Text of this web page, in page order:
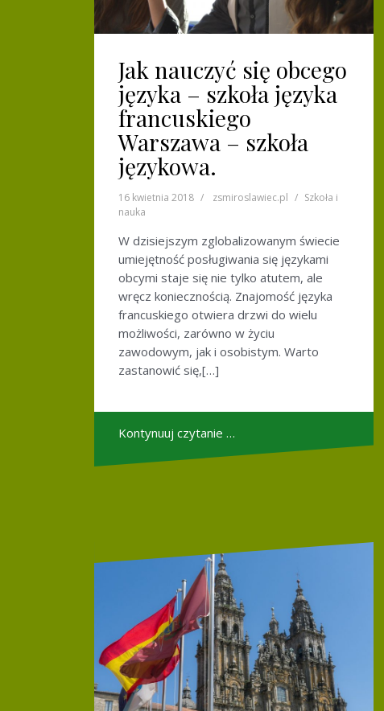
Jak nauczyć się obcego
języka – szkoła języka
francuskiego
Warszawa – szkoła
językowa.
16 kwietnia 2018 zsmiroslawiec.pl
Szkoła i
nauka
W dzisiejszym zglobalizowanym świecie
umiejętność posługiwania się językami
obcymi staje się nie tylko atutem, ale
wręcz koniecznością. Znajomość języka
francuskiego otwiera drzwi do wielu
możliwości, zarówno w życiu
zawodowym, jak i osobistym. Warto
zastanowić się,[…]
Kontynuuj czytanie …